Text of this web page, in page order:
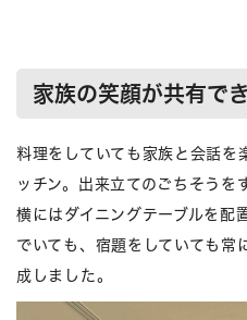
家族の笑顔が共有で
料理をしていても家族と会話を
ッチン。出来立てのごちそうを
横にはダイニングテーブルを配
でいても、宿題をしていても常
成しました。